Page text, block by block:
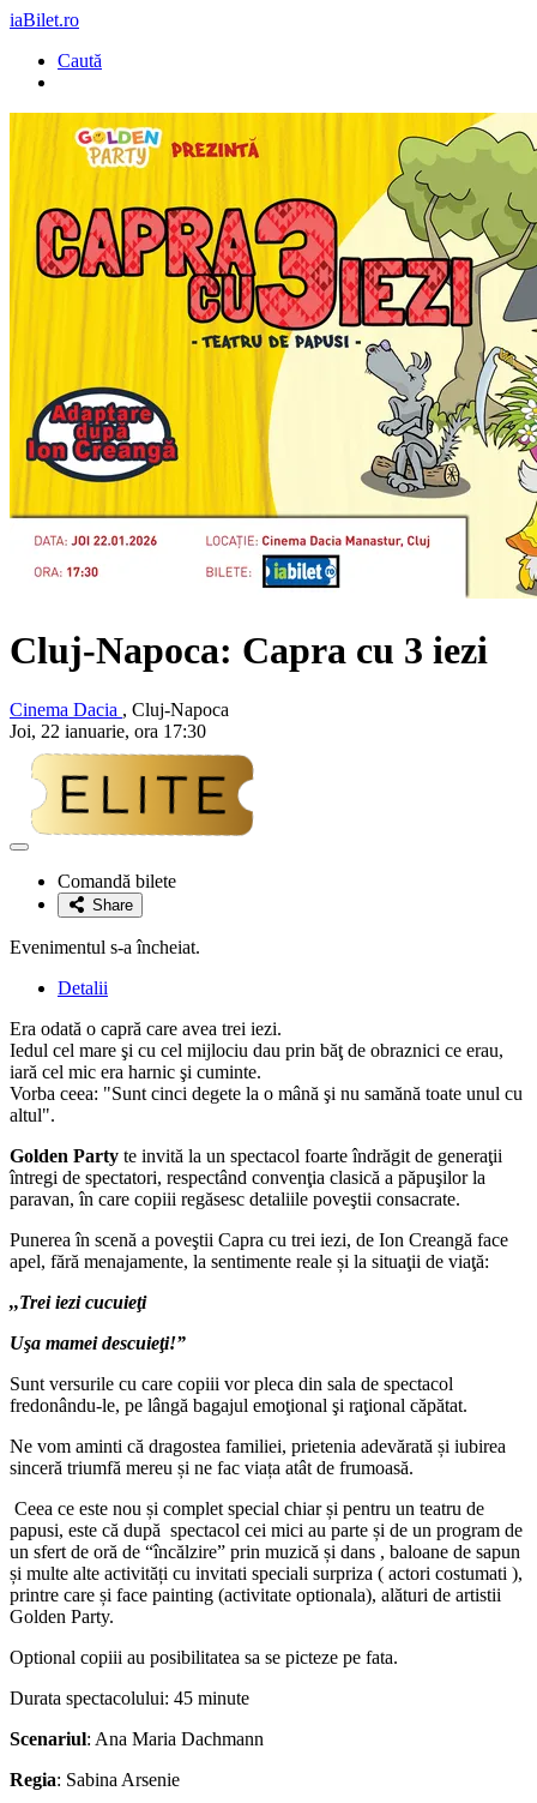
iaBilet.ro
Caută
Cluj-Napoca: Capra cu 3 iezi
Cinema Dacia , Cluj-Napoca
Joi, 22 ianuarie, ora 17:30
Adaugă
favoriteComandă bilete
Share
Evenimentul s-a încheiat.
Detalii
Era odată o capră care avea trei iezi.
Iedul cel mare şi cu cel mijlociu dau prin băţ de obraznici ce erau,
iară cel mic era harnic şi cuminte.
Vorba ceea: "Sunt cinci degete la o mână şi nu samănă toate unul cu
altul".
Golden Party te invită la un spectacol foarte îndrăgit de generaţii
întregi de spectatori, respectând convenţia clasică a păpuşilor la
paravan, în care copiii regăsesc detaliile poveştii consacrate.
Punerea în scenă a poveştii Capra cu trei iezi, de Ion Creangă face
apel, fără menajamente, la sentimente reale și la situaţii de viaţă:
,,Trei iezi cucuieţi
Uşa mamei descuieţi!”
Sunt versurile cu care copiii vor pleca din sala de spectacol
fredonându-le, pe lângă bagajul emoţional şi raţional căpătat.
Ne vom aminti că dragostea familiei, prietenia adevărată și iubirea
sinceră triumfă mereu și ne fac viața atât de frumoasă.
Ceea ce este nou și complet special chiar și pentru un teatru de
papusi, este că după spectacol cei mici au parte și de un program de
un sfert de oră de “încălzire” prin muzică și dans , baloane de sapun
și multe alte activități cu invitati speciali surpriza ( actori costumati ),
printre care și face painting (activitate optionala), alături de artistii
Golden Party.
Optional copiii au posibilitatea sa se picteze pe fata.
Durata spectacolului: 45 minute
Scenariul: Ana Maria Dachmann
Regia: Sabina Arsenie